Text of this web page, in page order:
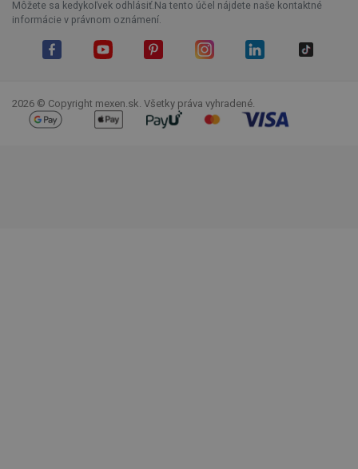
Môžete sa kedykoľvek odhlásiť.Na tento účel nájdete naše kontaktné
informácie v právnom oznámení.
2026 © Copyright mexen.sk. Všetky práva vyhradené.